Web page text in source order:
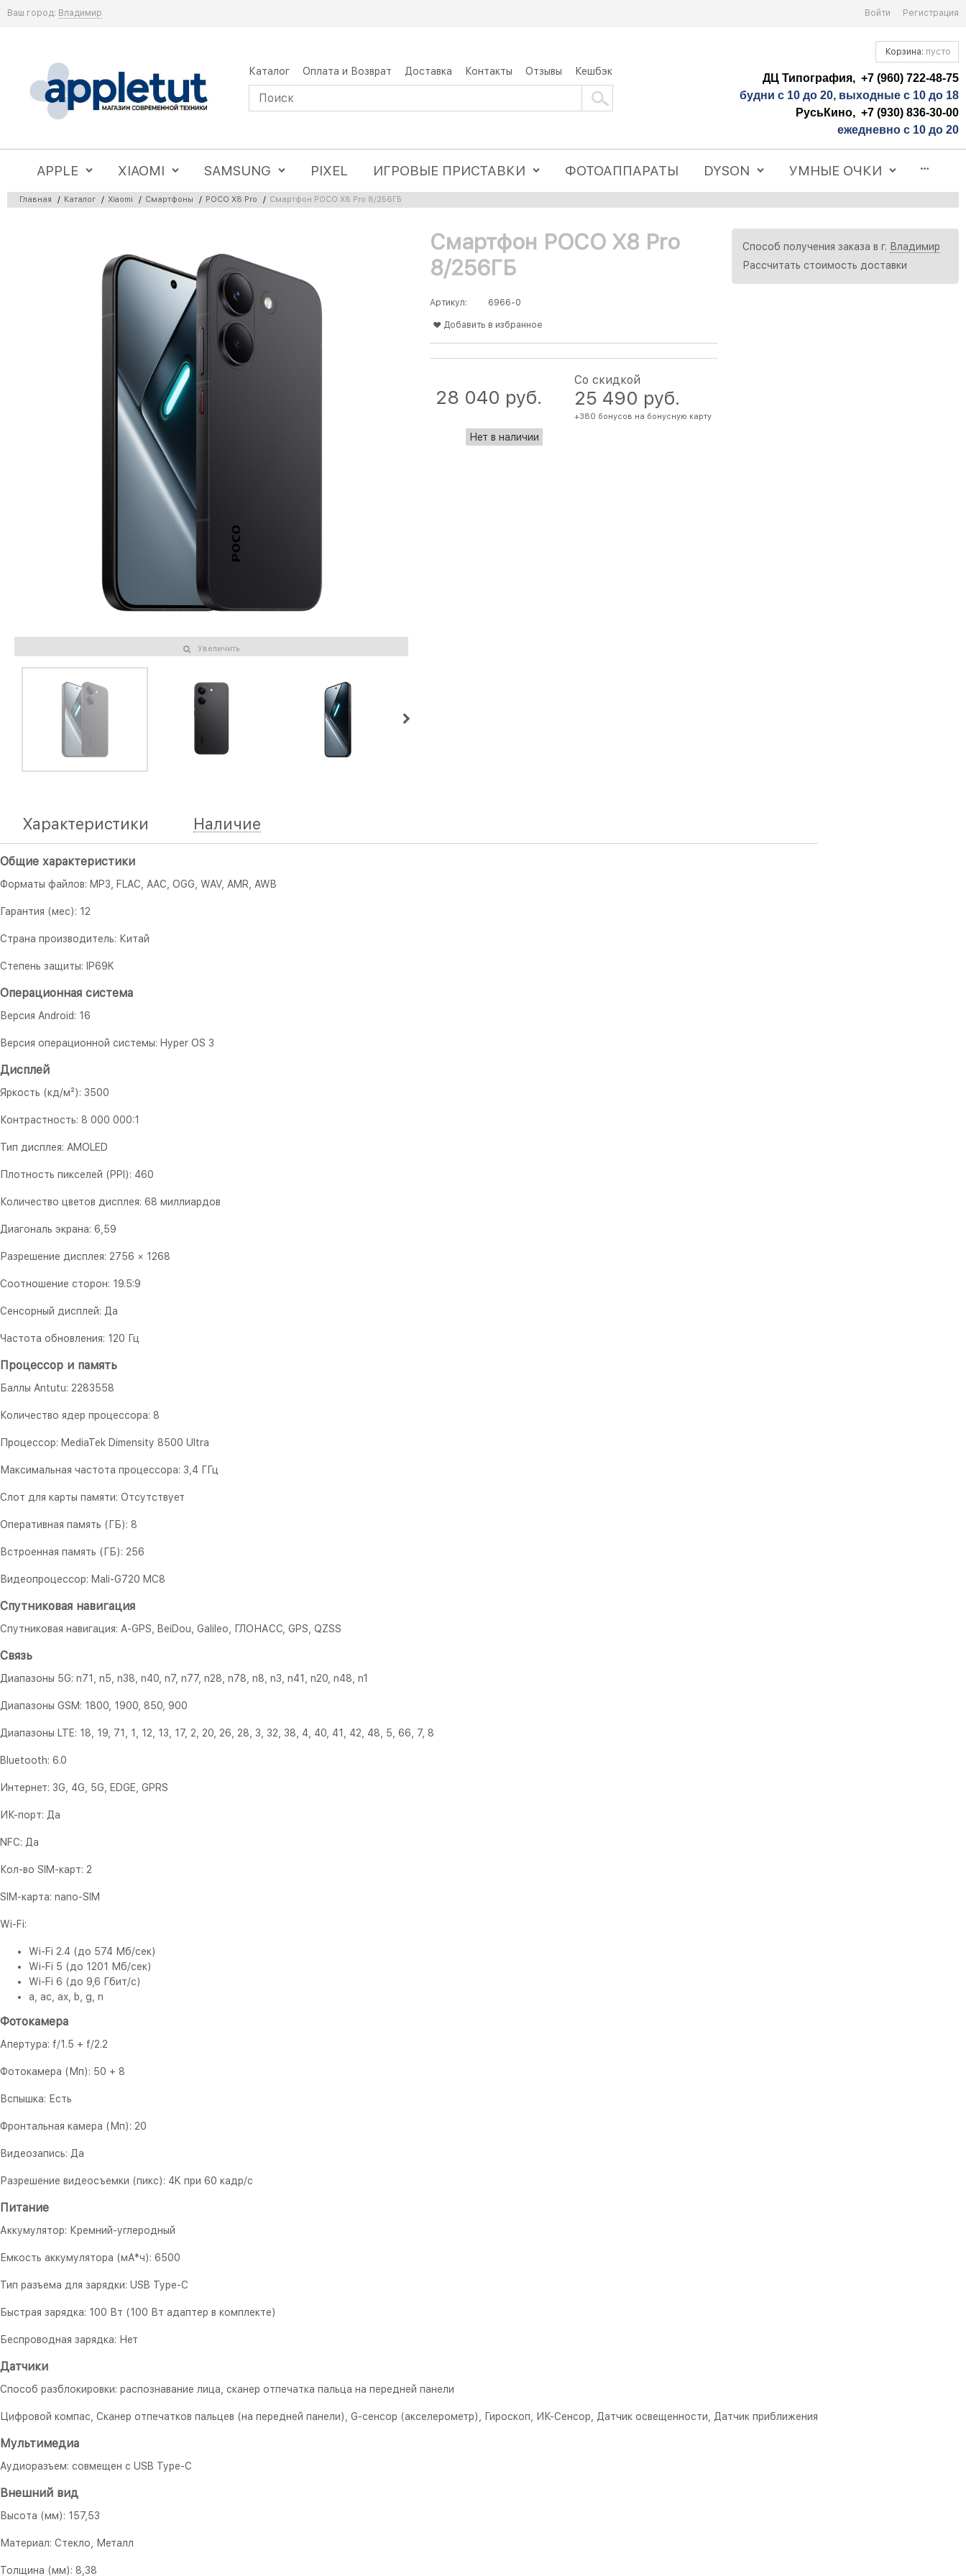
Ваш город: Владимир Войти Регистрация
Каталог Оплата и Возврат Доставка Контакты Отзывы Кешбэк
Корзина: пусто
ДЦ Типография, +7 (960) 722-48-75
будни с 10 до 20, выходные с 10 до 18
РусьКино, +7 (930) 836-30-00
ежедневно с 10 до 20
APPLE XIAOMI SAMSUNG PIXEL ИГРОВЫЕ ПРИСТАВКИ ФОТОАППАРАТЫ DYSON УМНЫЕ ОЧКИ
Главная / Каталог / Xiaomi / Смартфоны / POCO X8 Pro / Смартфон POCO X8 Pro 8/256ГБ
Увеличить
Смартфон POCO X8 Pro
8/256ГБ
Артикул: 6966-0
Добавить в избранное
25 490 руб.
+380 бонусов на бонусную карту
Со скидкой
28 040 руб.
Нет в наличии
Способ получения заказа в г. Владимир
Рассчитать стоимость доставки
Характеристики Наличие
Общие характеристики
Форматы файлов: MP3, FLAC, AAC, OGG, WAV, AMR, AWB
Гарантия (мес): 12
Страна производитель: Китай
Степень защиты: IP69K
Операционная система
Версия Android: 16
Версия операционной системы: Hyper OS 3
Дисплей
Яркость (кд/м²): 3500
Контрастность: 8 000 000:1
Тип дисплея: AMOLED
Плотность пикселей (PPI): 460
Количество цветов дисплея: 68 миллиардов
Диагональ экрана: 6,59
Разрешение дисплея: 2756 × 1268
Соотношение сторон: 19.5:9
Сенсорный дисплей: Да
Частота обновления: 120 Гц
Процессор и память
Баллы Antutu: 2283558
Количество ядер процессора: 8
Процессор: MediaTek Dimensity 8500 Ultra
Максимальная частота процессора: 3,4 ГГц
Слот для карты памяти: Отсутствует
Оперативная память (ГБ): 8
Встроенная память (ГБ): 256
Видеопроцессор: Mali-G720 MC8
Спутниковая навигация
Спутниковая навигация: A-GPS, BeiDou, Galileo, ГЛОНАСС, GPS, QZSS
Связь
Диапазоны 5G: n71, n5, n38, n40, n7, n77, n28, n78, n8, n3, n41, n20, n48, n1
Диапазоны GSM: 1800, 1900, 850, 900
Диапазоны LTE: 18, 19, 71, 1, 12, 13, 17, 2, 20, 26, 28, 3, 32, 38, 4, 40, 41, 42, 48, 5, 66, 7, 8
Bluetooth: 6.0
Интернет: 3G, 4G, 5G, EDGE, GPRS
ИК-порт: Да
NFC: Да
Кол-во SIM-карт: 2
SIM-карта: nano-SIM
Wi-Fi:
Wi-Fi 2.4 (до 574 Мб/сек)
Wi-Fi 5 (до 1201 Мб/сек)
Wi-Fi 6 (до 9,6 Гбит/с)
a, ac, ax, b, g, n
Фотокамера
Апертура: f/1.5 + f/2.2
Фотокамера (Мп): 50 + 8
Вспышка: Есть
Фронтальная камера (Мп): 20
Видеозапись: Да
Разрешение видеосъемки (пикс): 4K при 60 кадр/с
Питание
Аккумулятор: Кремний-углеродный
Емкость аккумулятора (мА*ч): 6500
Тип разъема для зарядки: USB Type-C
Быстрая зарядка: 100 Вт (100 Вт адаптер в комплекте)
Беспроводная зарядка: Нет
Датчики
Способ разблокировки: распознавание лица, сканер отпечатка пальца на передней панели
Цифровой компас, Сканер отпечатков пальцев (на передней панели), G-сенсор (акселерометр), Гироскоп, ИК-Сенсор, Датчик освещенности, Датчик приближения
Мультимедиа
Аудиоразъем: совмещен с USB Type-C
Внешний вид
Высота (мм): 157,53
Материал: Стекло, Металл
Толщина (мм): 8,38